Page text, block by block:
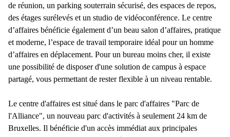
de réunion, un parking souterrain sécurisé, des espaces de repos,
des étages surélevés et un studio de vidéoconférence. Le centre
d’affaires bénéficie également d’un beau salon d’affaires, pratique
et moderne, l’espace de travail temporaire idéal pour un homme
d’affaires en déplacement. Pour un bureau moins cher, il existe
une possibilité de disposer d'une solution de campus à espace
partagé, vous permettant de rester flexible à un niveau rentable.
Le centre d'affaires est situé dans le parc d'affaires "Parc de
l'Alliance", un nouveau parc d'activités à seulement 24 km de
Bruxelles. Il bénéficie d'un accès immédiat aux principales